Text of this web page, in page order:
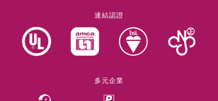
連結認證
多元企業